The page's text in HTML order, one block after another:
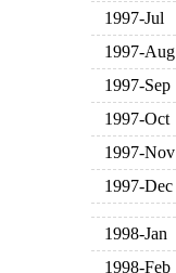
1997-Jul
1997-Aug
1997-Sep
1997-Oct
1997-Nov
1997-Dec
1998-Jan
1998-Feb